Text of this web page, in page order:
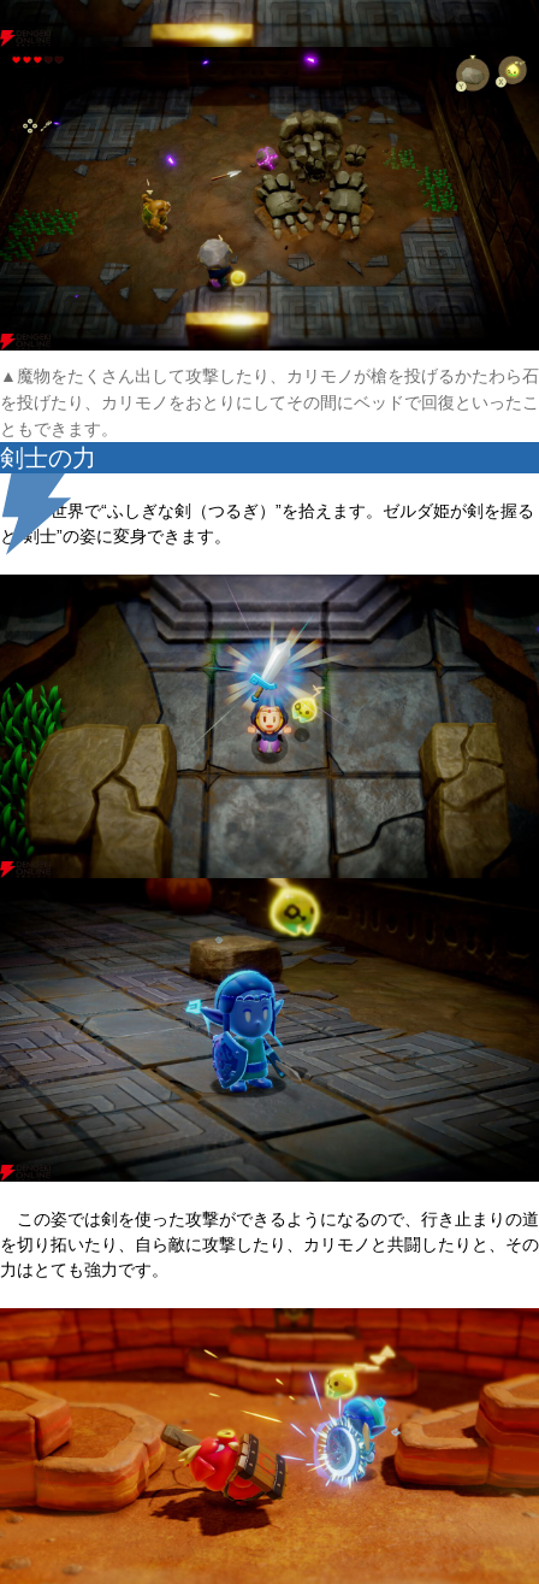
▲魔物をたくさん出して攻撃したり、カリモノが槍を投げるかたわら石
を投げたり、カリモノをおとりにしてその間にベッドで回復といったこ
ともできます。
剣士の力
無の世界で“ふしぎな剣（つるぎ）”を拾えます。ゼルダ姫が剣を握る
と“剣士”の姿に変身できます。
この姿では剣を使った攻撃ができるようになるので、行き止まりの道
を切り拓いたり、自ら敵に攻撃したり、カリモノと共闘したりと、その
力はとても強力です。